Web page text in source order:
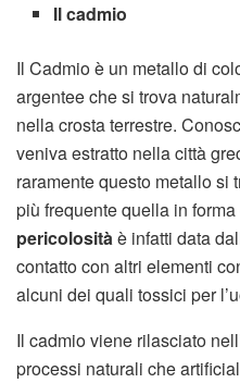
Il cadmio
Il Cadmio è un metallo di
argentee che si trova
nella crosta terrestre.
veniva estratto nella città
raramente questo metallo si
più frequente quella in
pericolositàè infatti data
contatto con altri elementi
alcuni dei quali tossici per
Il cadmio viene rilasciato
processi naturali che